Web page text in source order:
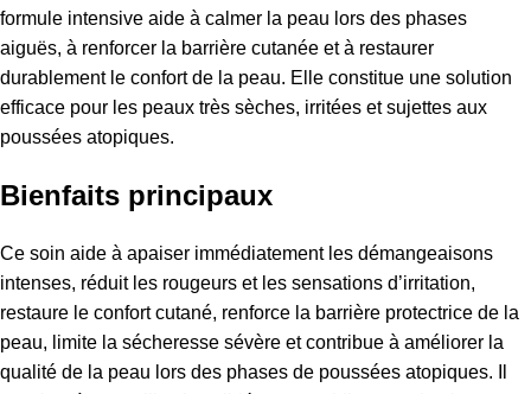
formule intensive aide à calmer la peau lors des phases
aiguës, à renforcer la barrière cutanée et à restaurer
durablement le confort de la peau. Elle constitue une solution
efficace pour les peaux très sèches, irritées et sujettes aux
poussées atopiques.
Bienfaits principaux
Ce soin aide à apaiser immédiatement les démangeaisons
intenses, réduit les rougeurs et les sensations d’irritation,
restaure le confort cutané, renforce la barrière protectrice de la
peau, limite la sécheresse sévère et contribue à améliorer la
qualité de la peau lors des phases de poussées atopiques. Il